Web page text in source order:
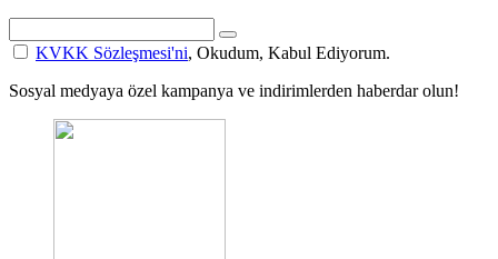
KVKK Sözleşmesi'ni, Okudum, Kabul Ediyorum.
Sosyal medyaya özel kampanya ve indirimlerden haberdar olun!